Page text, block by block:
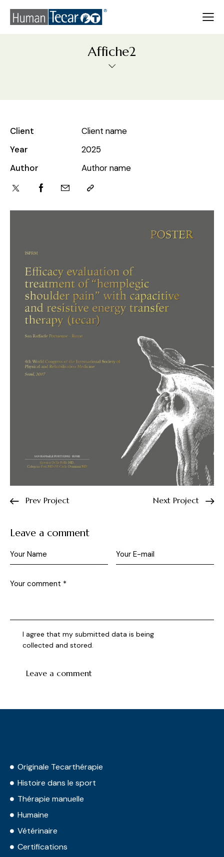
Affiche2
Client
Client name
Year
2025
Author
Author name
Prev Project Next Project
Leave a comment
I agree that my submitted data is being
collected and stored.
Originale Tecarthérapie
Histoire dans le sport
Thérapie manuelle
Humaine
Vétérinaire
Certifications